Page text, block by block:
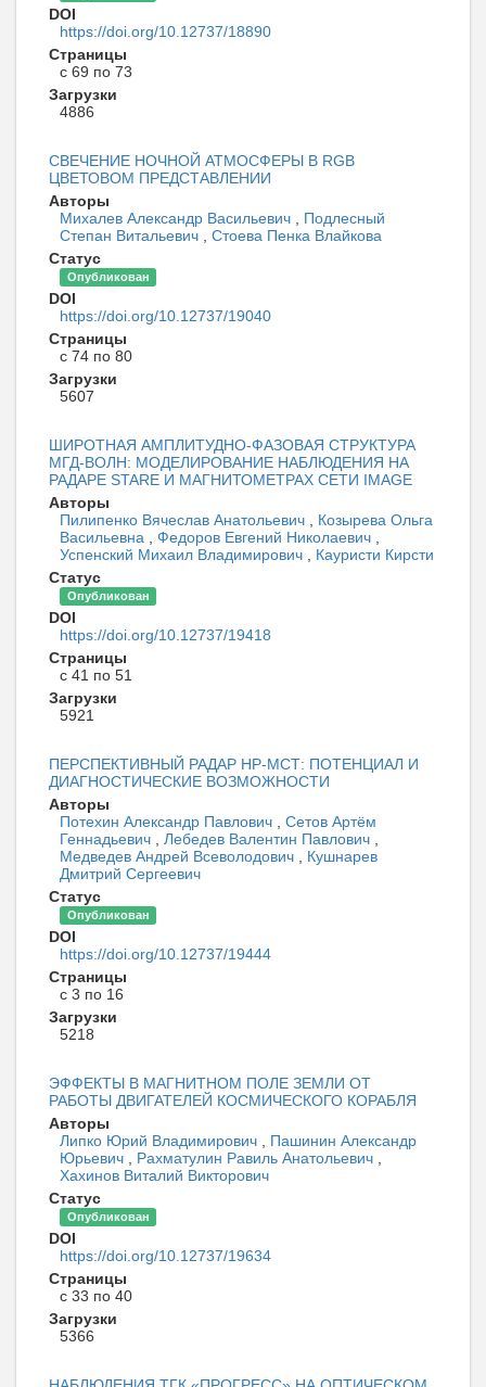
DOI
https://doi.org/10.12737/18890
Страницы
с 69 по 73
Загрузки
4886
СВЕЧЕНИЕ НОЧНОЙ АТМОСФЕРЫ В RGB
ЦВЕТОВОМ ПРЕДСТАВЛЕНИИ
Авторы
Михалев Александр Васильевич
Подлесный
Степан Витальевич
Стоева Пенка Влайкова
Статус
Опубликован
DOI
https://doi.org/10.12737/19040
Страницы
с 74 по 80
Загрузки
5607
ШИРОТНАЯ АМПЛИТУДНО-ФАЗОВАЯ СТРУКТУРА
МГД-ВОЛН: МОДЕЛИРОВАНИЕ НАБЛЮДЕНИЯ НА
РАДАРЕ STARE И МАГНИТОМЕТРАХ СЕТИ IMAGE
Авторы
Пилипенко Вячеслав Анатольевич
Козырева Ольга
Васильевна
Федоров Евгений Николаевич
Успенский Михаил Владимирович
Кауристи Кирсти
Статус
Опубликован
DOI
https://doi.org/10.12737/19418
Страницы
с 41 по 51
Загрузки
5921
ПЕРСПЕКТИВНЫЙ РАДАР НР-МСТ: ПОТЕНЦИАЛ И
ДИАГНОСТИЧЕСКИЕ ВОЗМОЖНОСТИ
Авторы
Потехин Александр Павлович
Сетов Артём
Геннадьевич
Лебедев Валентин Павлович
Медведев Андрей Всеволодович
Кушнарев
Дмитрий Сергеевич
Статус
Опубликован
DOI
https://doi.org/10.12737/19444
Страницы
с 3 по 16
Загрузки
5218
ЭФФЕКТЫ В МАГНИТНОМ ПОЛЕ ЗЕМЛИ ОТ
РАБОТЫ ДВИГАТЕЛЕЙ КОСМИЧЕСКОГО КОРАБЛЯ
Авторы
Липко Юрий Владимирович
Пашинин Александр
Юрьевич
Рахматулин Равиль Анатольевич
Хахинов Виталий Викторович
Статус
Опубликован
DOI
https://doi.org/10.12737/19634
Страницы
с 33 по 40
Загрузки
5366